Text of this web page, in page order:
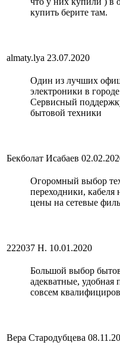
купить берите там.
almaty.lya 23.07.2020
Один из лучших
электроники в
Сервисный
бытовой техники
Бекболат Исабаев
Огоромный выбор
переходники, кабеля
цены на сетевые
222037 Н. 10.01.2020
Большой выбор
адекватные, удобная
совсем
Вера Стародубцева